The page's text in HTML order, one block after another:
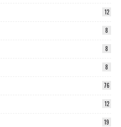
12
8
8
8
76
12
19